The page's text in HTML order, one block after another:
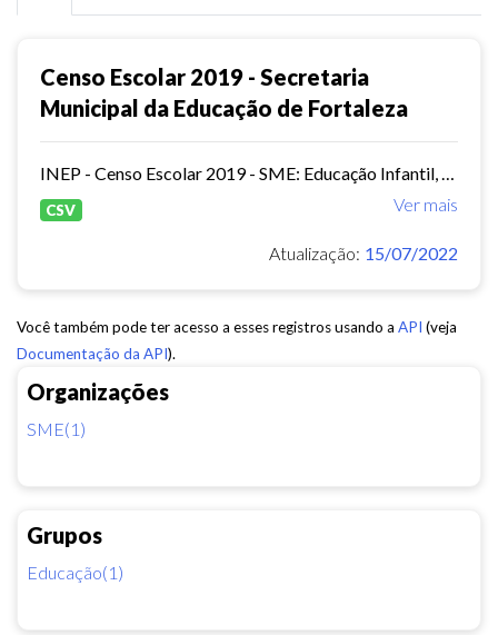
Organizações
SME(1)
Grupos
Educação(1)
Censo Escolar 2019 - Secretaria
Municipal da Educação de Fortaleza
Ver mais
CSV
Atualização: 15/07/2022
Você também pode ter acesso a esses registros usando a API (veja
Documentação da API).